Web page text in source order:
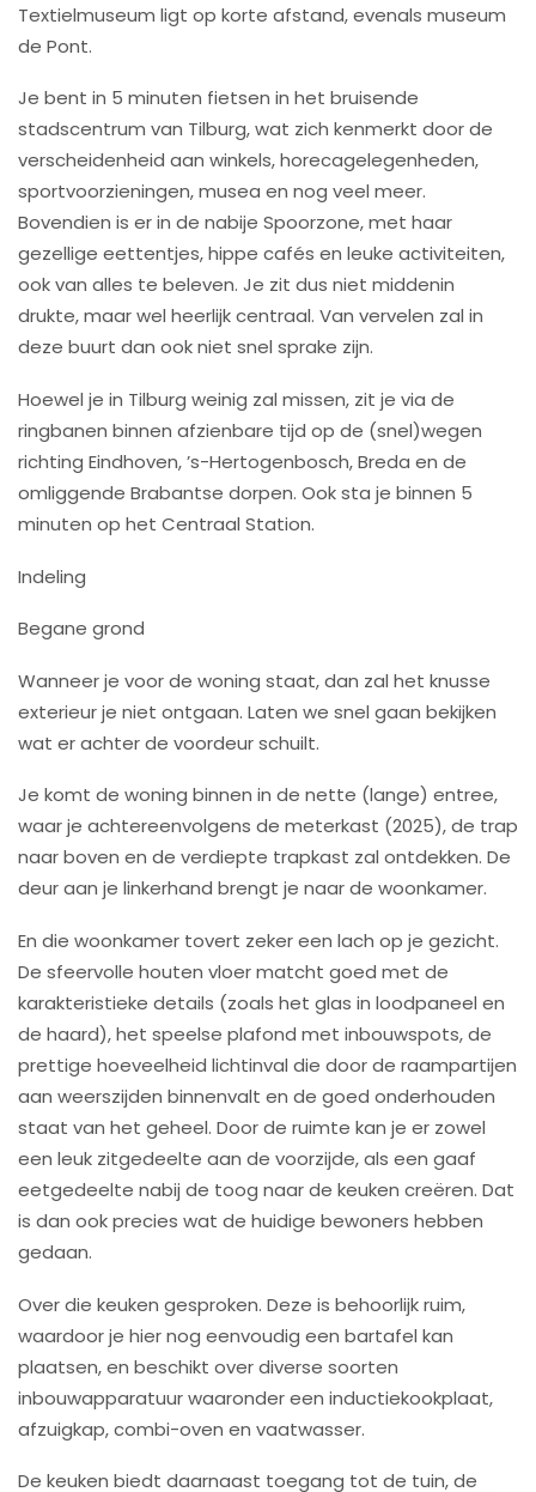
Textielmuseum ligt op korte afstand, evenals museum
de Pont.
Je bent in 5 minuten fietsen in het bruisende
stadscentrum van Tilburg, wat zich kenmerkt door de
verscheidenheid aan winkels, horecagelegenheden,
sportvoorzieningen, musea en nog veel meer.
Bovendien is er in de nabije Spoorzone, met haar
gezellige eettentjes, hippe cafés en leuke activiteiten,
ook van alles te beleven. Je zit dus niet middenin
drukte, maar wel heerlijk centraal. Van vervelen zal in
deze buurt dan ook niet snel sprake zijn.
Hoewel je in Tilburg weinig zal missen, zit je via de
ringbanen binnen afzienbare tijd op de (snel)wegen
richting Eindhoven, ’s-Hertogenbosch, Breda en de
omliggende Brabantse dorpen. Ook sta je binnen 5
minuten op het Centraal Station.
Indeling
Begane grond
Wanneer je voor de woning staat, dan zal het knusse
exterieur je niet ontgaan. Laten we snel gaan bekijken
wat er achter de voordeur schuilt.
Je komt de woning binnen in de nette (lange) entree,
waar je achtereenvolgens de meterkast (2025), de trap
naar boven en de verdiepte trapkast zal ontdekken. De
deur aan je linkerhand brengt je naar de woonkamer.
En die woonkamer tovert zeker een lach op je gezicht.
De sfeervolle houten vloer matcht goed met de
karakteristieke details (zoals het glas in loodpaneel en
de haard), het speelse plafond met inbouwspots, de
prettige hoeveelheid lichtinval die door de raampartijen
aan weerszijden binnenvalt en de goed onderhouden
staat van het geheel. Door de ruimte kan je er zowel
een leuk zitgedeelte aan de voorzijde, als een gaaf
eetgedeelte nabij de toog naar de keuken creëren. Dat
is dan ook precies wat de huidige bewoners hebben
gedaan.
Over die keuken gesproken. Deze is behoorlijk ruim,
waardoor je hier nog eenvoudig een bartafel kan
plaatsen, en beschikt over diverse soorten
inbouwapparatuur waaronder een inductiekookplaat,
afzuigkap, combi-oven en vaatwasser.
De keuken biedt daarnaast toegang tot de tuin, de